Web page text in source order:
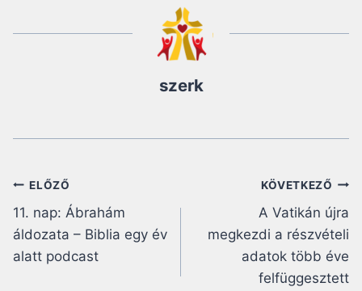
szerk
Bejegyzés
navigáció
ELŐZŐ
11. nap: Ábrahám
áldozata – Biblia egy év
alatt podcast
KÖVETKEZŐ
A Vatikán újra
megkezdi a részvételi
adatok több éve
felfüggesztett